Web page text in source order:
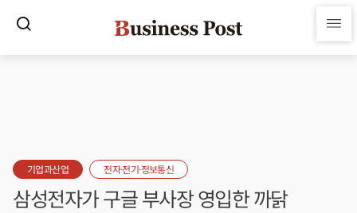
기업과산업 전자·전기·정보통신
삼성전자가 구글 부사장 영입한 까닭